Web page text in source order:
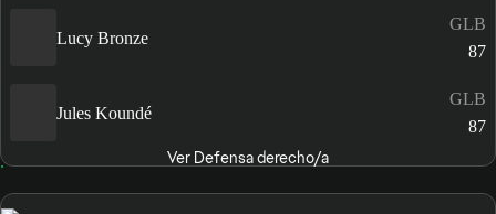
Lucy Bronze
GLB
87
Jules Koundé
GLB
87
Ver Defensa derecho/a